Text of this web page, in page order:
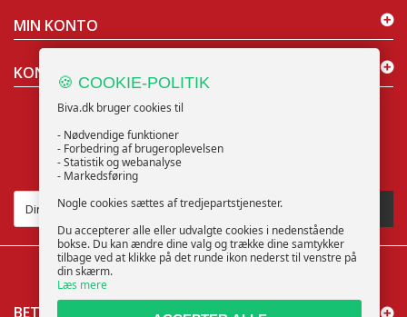
MIN KONTO
KONTAKT OS
NYHEDSBREV
BETALINGSMÅDER
🍪 COOKIE-POLITIK
Biva.dk bruger cookies til
- Nødvendige funktioner
- Forbedring af brugeroplevelsen
- Statistik og webanalyse
- Markedsføring
Nogle cookies sættes af tredjepartstjenester.
Du accepterer alle eller udvalgte cookies i nedenstående
bokse. Du kan ændre dine valg og trække dine samtykker
tilbage ved at klikke på det runde ikon nederst til venstre på
din skærm.
Læs mere